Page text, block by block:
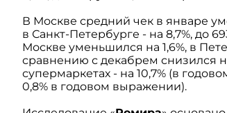
В Москве средний чек в январе
в Санкт-Петербурге - на 8,7%, до
Москве уменьшился на 1,6%, в
сравнению с декабрем снизился
супермаркетах - на 10,7% (в
0,8% в годовом выражении).